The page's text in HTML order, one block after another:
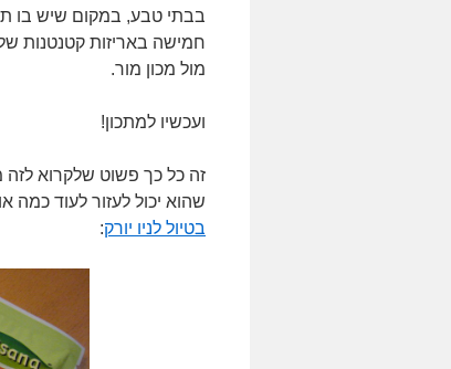
בבתי טבע, במקום שיש בו
מול מכון מור.
ועכשיו למתכון!
זה כל כך פשוט שלקרוא לזה
שהוא יכול לעזור לעוד כמה
בטיול לניו יורק: